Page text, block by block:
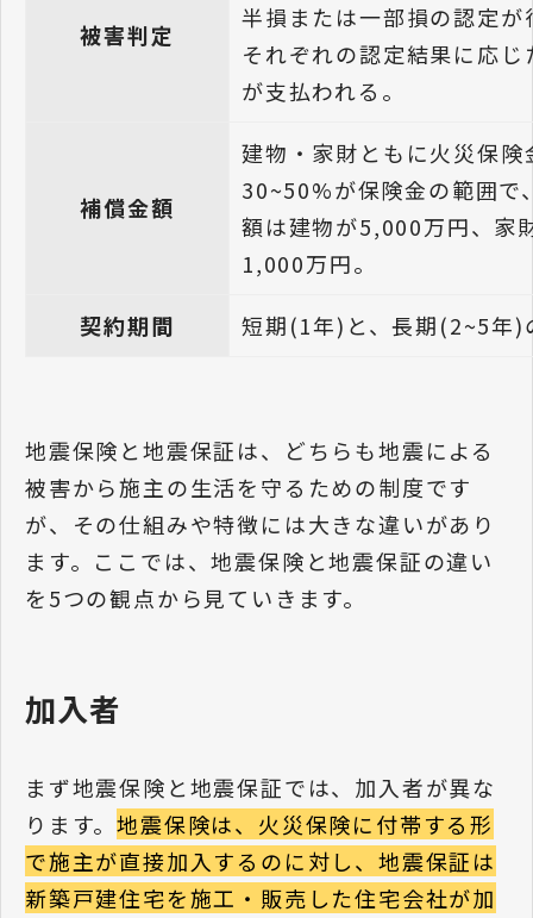
被害判定
半損または一部損の認定が
それぞれの認定結果に応じ
が支払われる。
補償金額
建物・家財ともに火災保険
30~50%が保険金の範囲で
額は建物が5,000万円、家
1,000万円。
契約期間
短期(1年)と、長期(2~5年)
地震保険と地震保証は、どちらも地震による
被害から施主の生活を守るための制度です
が、その仕組みや特徴には大きな違いがあり
ます。ここでは、地震保険と地震保証の違い
を5つの観点から見ていきます。
加入者
まず地震保険と地震保証では、加入者が異な
ります。地震保険は、火災保険に付帯する形
で施主が直接加入するのに対し、地震保証は
新築戸建住宅を施工・販売した住宅会社が加